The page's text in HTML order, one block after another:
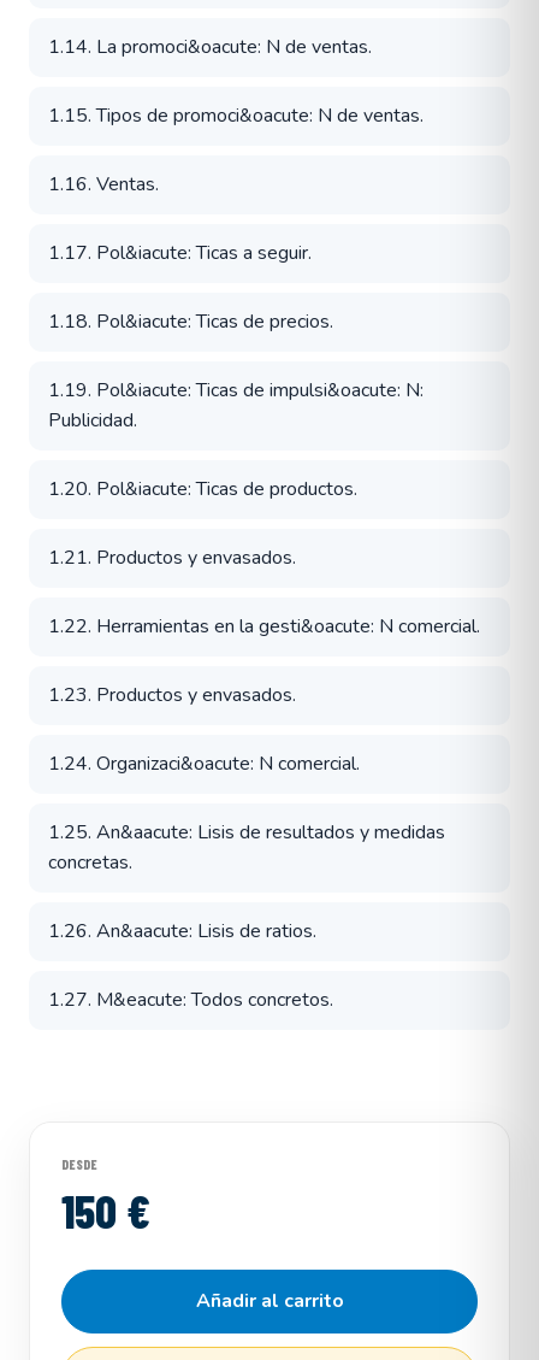
1.14. La promoci&oacute: N de ventas.
1.15. Tipos de promoci&oacute: N de ventas.
1.16. Ventas.
1.17. Pol&iacute: Ticas a seguir.
1.18. Pol&iacute: Ticas de precios.
1.19. Pol&iacute: Ticas de impulsi&oacute: N:
Publicidad.
1.20. Pol&iacute: Ticas de productos.
1.21. Productos y envasados.
1.22. Herramientas en la gesti&oacute: N comercial.
1.23. Productos y envasados.
1.24. Organizaci&oacute: N comercial.
1.25. An&aacute: Lisis de resultados y medidas
concretas.
1.26. An&aacute: Lisis de ratios.
1.27. M&eacute: Todos concretos.
DESDE
150 €
Añadir al carrito